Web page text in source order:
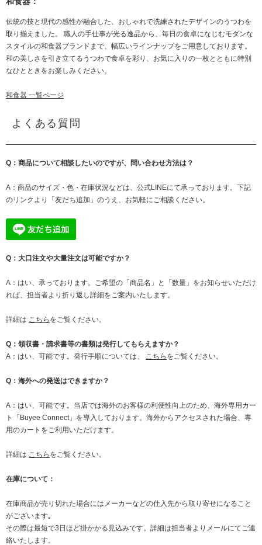
伝統の技と現代の感性が融合した、おしゃれで洗練されたデザインのうつわを
取り揃えました。 職人の手仕事が光る逸品から、毎日の食卓になじむモダンな
スタイルの和食器ブランドまで、幅広いラインナップをご用意しております。
和の美しさを引き立てるうつわで食卓を彩り、お気に入りの一枚とともに特別
なひとときをお楽しみください。
和食器 一覧ページ
よくある質問
Q：商品について相談したいのですが、問い合わせ方法は？
A：商品のサイズ・色・在庫状況などは、公式LINEにて承っております。下記
のリンクより「友だち追加」のうえ、お気軽にご相談ください。
Q：大口注文や大量注文は可能ですか？
A：はい、承っております。ご希望の「商品名」と「数量」をお知らせいただけ
れば、担当者より折り返し詳細をご案内いたします。
詳細は こちら をご覧ください。
Q：領収書・請求書等の書類は発行してもらえますか？
A：はい、可能です。発行手順については、
こちら をご覧ください。
Q：海外への発送はできますか？
A：はい、可能です。当店では海外のお客様の利便性向上のため、海外専用カー
ト「Buyee Connect」を導入しております。海外からアクセスされた場合、専
用のカートをご利用いただけます。
詳細は こちら をご覧ください。
在庫について：
在庫商品が売り切れた場合にはメーカーなどの仕入先から取り寄せになること
がございます｡
その際は最短で3日ほど掛かかる見込みです。詳細は担当者よりメールにてご連
絡いたします。